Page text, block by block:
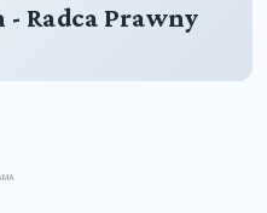
- Radca Prawny